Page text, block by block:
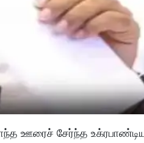
ஊரைச் சேர்ந்த உக்ரபாண்டியன்